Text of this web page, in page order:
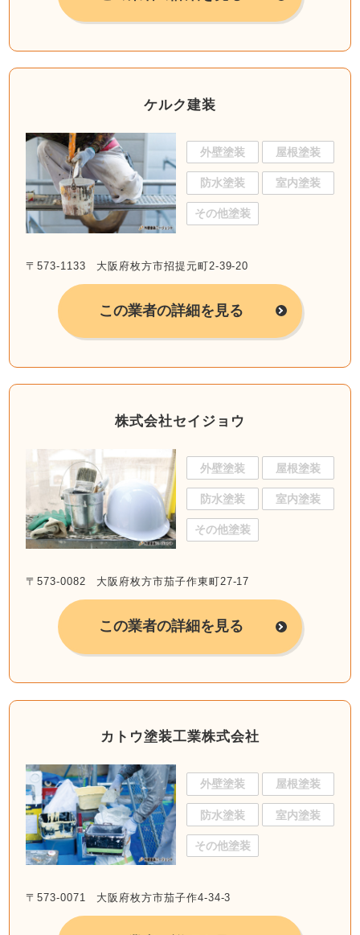
ケルク建装
外壁塗装 屋根塗装
防水塗装 室内塗装
その他塗装
〒573-1133 大阪府枚方市招提元町2-39-20
この業者の詳細を見る
株式会社セイジョウ
外壁塗装 屋根塗装
防水塗装 室内塗装
その他塗装
〒573-0082 大阪府枚方市茄子作東町27-17
この業者の詳細を見る
カトウ塗装工業株式会社
外壁塗装 屋根塗装
防水塗装 室内塗装
その他塗装
〒573-0071 大阪府枚方市茄子作4-34-3